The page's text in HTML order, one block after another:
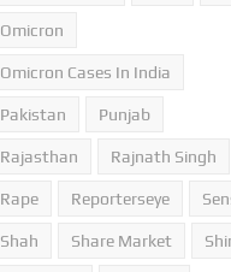
Omicron
Omicron Cases In India
Pakistan Punjab
Rajasthan Rajnath Singh
Rape Reporterseye
Shah Share Market